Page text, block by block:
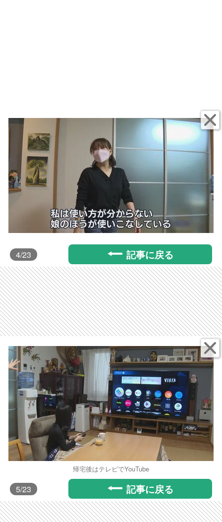
4/23 記事に戻る
帰宅後はテレビでYouTube
5/23 記事に戻る